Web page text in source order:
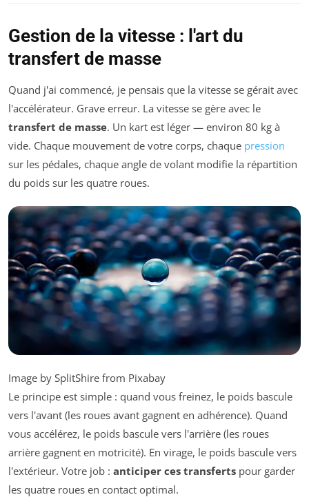
Gestion de la vitesse : l'art du
transfert de masse
Quand j'ai commencé, je pensais que la vitesse se gérait avec
l'accélérateur. Grave erreur. La vitesse se gère avec le
transfert de masse. Un kart est léger — environ 80 kg à
vide. Chaque mouvement de votre corps, chaque pression
sur les pédales, chaque angle de volant modifie la répartition
du poids sur les quatre roues.
Image by SplitShire from Pixabay
Le principe est simple : quand vous freinez, le poids bascule
vers l'avant (les roues avant gagnent en adhérence). Quand
vous accélérez, le poids bascule vers l'arrière (les roues
arrière gagnent en motricité). En virage, le poids bascule vers
l'extérieur. Votre job : anticiper ces transferts pour garder
les quatre roues en contact optimal.